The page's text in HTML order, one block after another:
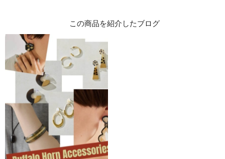
この商品を紹介したブログ